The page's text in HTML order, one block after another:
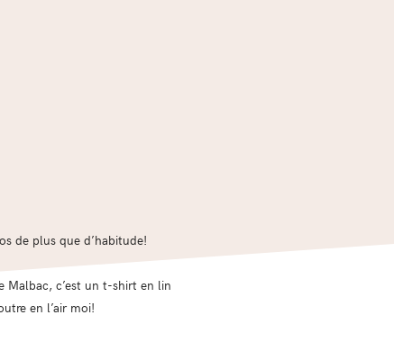
de plus que d’habitude!
Malbac, c’est un t-shirt en lin
en l’air moi!